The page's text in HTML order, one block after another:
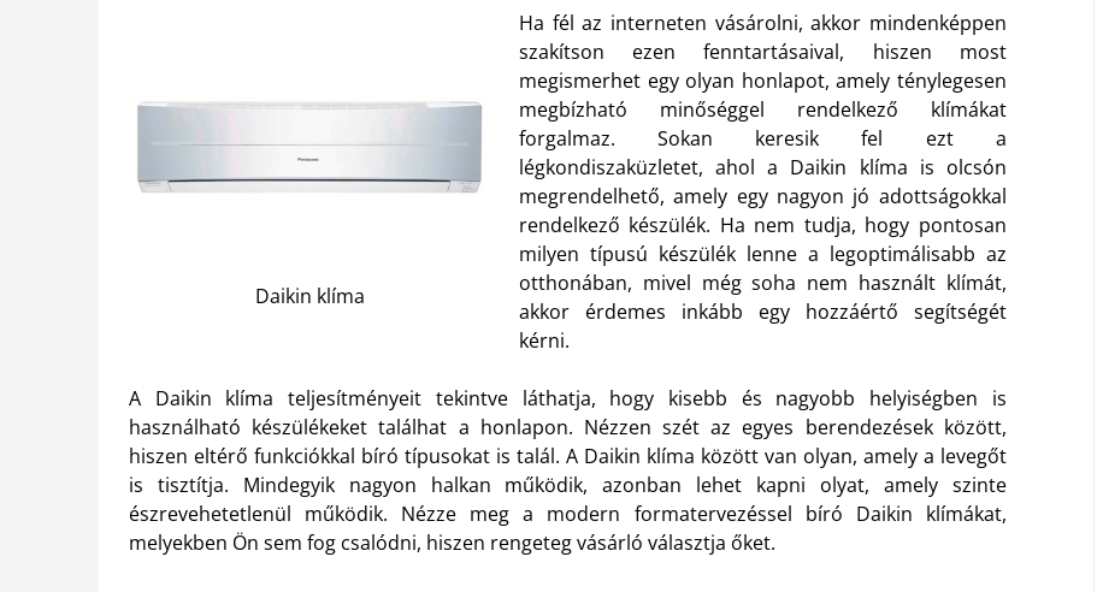
Daikin klíma
Ha fél az interneten vásárolni, akkor mindenképpen
szakítson ezen fenntartásaival, hiszen most
megismerhet egy olyan honlapot, amely ténylegesen
megbízható minőséggel rendelkező klímákat
forgalmaz. Sokan keresik fel ezt a
légkondiszaküzletet, ahol a Daikin klíma is olcsón
megrendelhető, amely egy nagyon jó adottságokkal
rendelkező készülék. Ha nem tudja, hogy pontosan
milyen típusú készülék lenne a legoptimálisabb az
otthonában, mivel még soha nem használt klímát,
akkor érdemes inkább egy hozzáértő segítségét
kérni.
A Daikin klíma teljesítményeit tekintve láthatja, hogy kisebb és nagyobb helyiségben is
használható készülékeket találhat a honlapon. Nézzen szét az egyes berendezések között,
hiszen eltérő funkciókkal bíró típusokat is talál. A Daikin klíma között van olyan, amely a levegőt
is tisztítja. Mindegyik nagyon halkan működik, azonban lehet kapni olyat, amely szinte
észrevehetetlenül működik. Nézze meg a modern formatervezéssel bíró Daikin klímákat,
melyekben Ön sem fog csalódni, hiszen rengeteg vásárló választja őket.